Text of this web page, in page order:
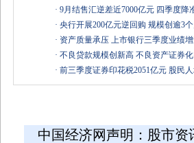
· 9月结售汇逆差近7000亿元 四季度降
· 央行开展200亿元逆回购 规模创逾3
· 资产质量承压 上市银行三季度业绩
· 不良贷款规模创新高 不良资产证券
· 前三季度证券印花税2051亿元 股民
中国经济网声明：股市资